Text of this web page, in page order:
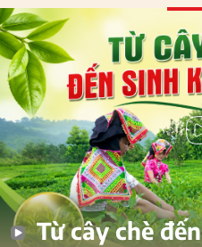
Từ cây chè